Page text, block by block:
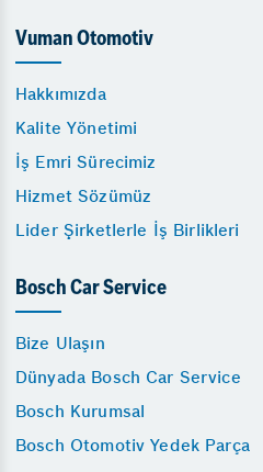
Vuman Otomotiv
Hakkımızda
Kalite Yönetimi
İş Emri Sürecimiz
Hizmet Sözümüz
Lider Şirketlerle İş Birlikleri
Bosch Car Service
Bize Ulaşın
Dünyada Bosch Car Service
Bosch Kurumsal
Bosch Otomotiv Yedek Parça